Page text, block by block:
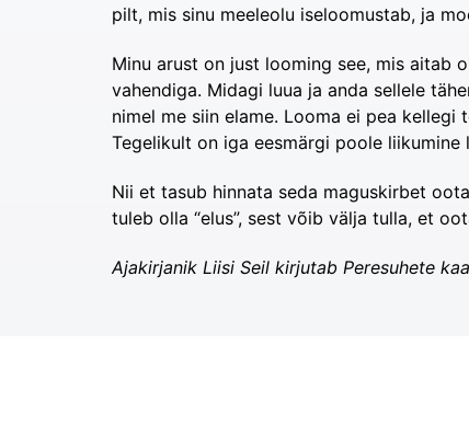
pilt, mis sinu meeleolu iseloomustab, ja
Minu arust on just looming see, mis aitab
vahendiga. Midagi luua ja anda sellele
nimel me siin elame. Looma ei pea kellegi
Tegelikult on iga eesmärgi poole
Nii et tasub hinnata seda maguskirbet
tuleb olla “elus”, sest võib välja tulla, et
Ajakirjanik Liisi Seil kirjutab Peresuhete